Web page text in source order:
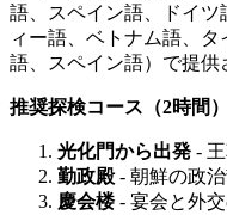
語、スペイン語、ドイ
ィー語、ベトナム語、
語、スペイン語）で提供
推奨探検コース（2時間）
光化門から出発 -
勤政殿- 朝鮮の政
慶会楼- 宴会と外